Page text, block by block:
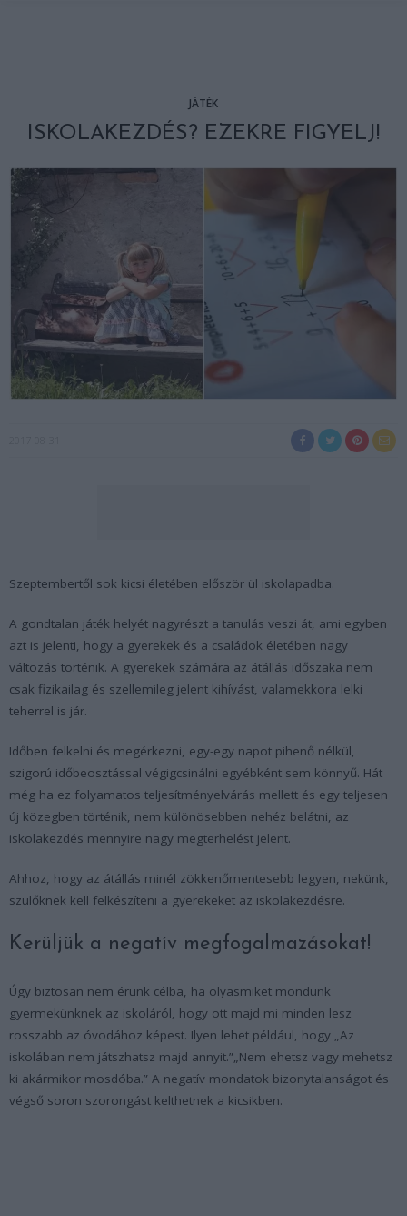
JÁTÉK
ISKOLAKEZDÉS? EZEKRE FIGYELJ!
Szeptembertől sok kicsi életében először ül iskolapadba.
A gondtalan játék helyét nagyrészt a tanulás veszi át, ami egyben
azt is jelenti, hogy a gyerekek és a családok életében nagy
változás történik. A gyerekek számára az átállás időszaka nem
csak fizikailag és szellemileg jelent kihívást, valamekkora lelki
teherrel is jár.
Időben felkelni és megérkezni, egy-egy napot pihenő nélkül,
szigorú időbeosztással végigcsinálni egyébként sem könnyű. Hát
még ha ez folyamatos teljesítményelvárás mellett és egy teljesen
új közegben történik, nem különösebben nehéz belátni, az
iskolakezdés mennyire nagy megterhelést jelent.
Ahhoz, hogy az átállás minél zökkenőmentesebb legyen, nekünk,
szülőknek kell felkészíteni a gyerekeket az iskolakezdésre.
Kerüljük a negatív megfogalmazásokat!
Úgy biztosan nem érünk célba, ha olyasmiket mondunk
gyermekünknek az iskoláról, hogy ott majd mi minden lesz
rosszabb az óvodához képest. Ilyen lehet például, hogy „Az
iskolában nem játszhatsz majd annyit.”„Nem ehetsz vagy mehetsz
ki akármikor mosdóba.” A negatív mondatok bizonytalanságot és
végső soron szorongást kelthetnek a kicsikben.